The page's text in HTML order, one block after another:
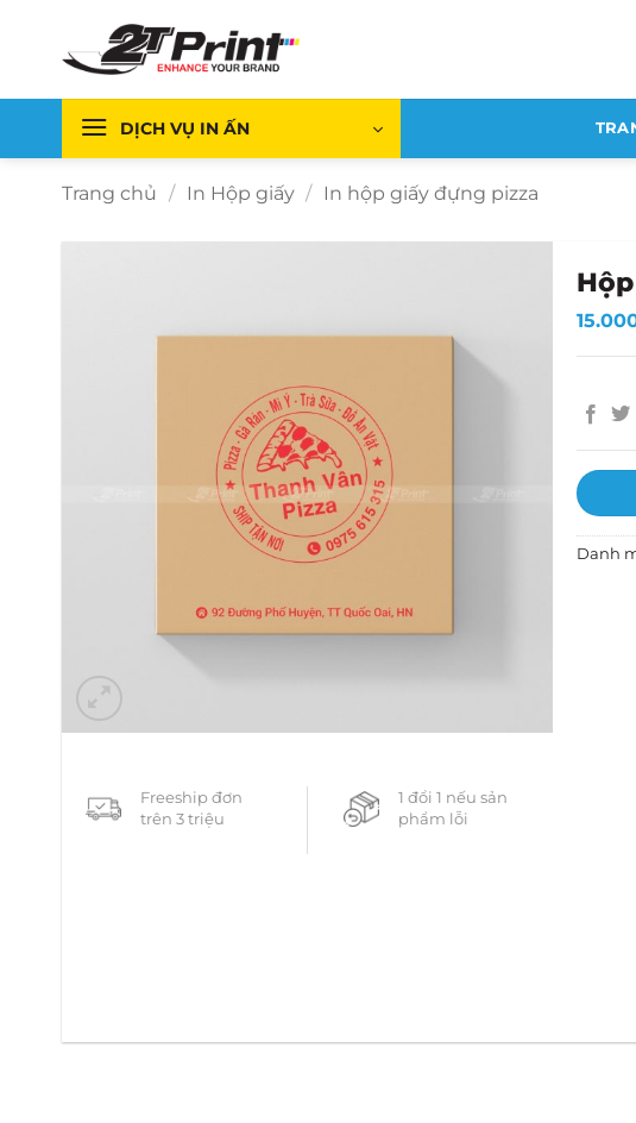
dung
DỊCH VỤ IN ẤN
Trang chủ / In Hộp giấy / In hộp giấy đựng pizza
Freeship đơn
trên 3 triệu
1 đổi 1 nếu sản
phẩm lỗi
Danh